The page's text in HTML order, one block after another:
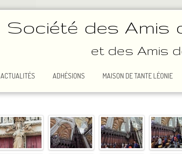
Société des Amis
et des Amis
ACTUALITÉS ADHÉSIONS MAISON DE TANTE LÉONIE